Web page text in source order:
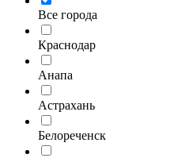
Все города
Краснодар
Анапа
Астрахань
Белореченск